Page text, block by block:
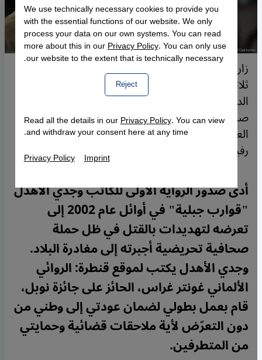
زار غونتر غراس اليمن لحضور مؤتمر أدبي، وبصحبته
ثلاثون أديباً من ألمانيا والنمسا وسويسرا، ووجّهت لهم
الدعوة للقاء رئيس الجمهورية السابق (علي عبدالله
صالح). تمّ اللقاء، الذي حضره أيضاً عدد كبير من الأدباء
العرب، وأراد الرئيس اليمني، منح غونتر غراس وساماً
رفيعاً
أدى صدور الرواية الأولى للكاتب وجدي الأهدل
"قوارب جبلية" في أوائل عام 2002 إلى
تعرضه لتهديدات بالقتل في ظل حملة
صحافية تحريضية أجبرته إلى مغادرة البلاد.
وجدي الأهدل يكتب لموقع قنطرة: الروائي
الألماني غونتر غراس، الحائز على جائزة نوبل،
قام بعمل بطولي لضمان عودتي إلى وطني من
دون التعرّض لأية ملاحقات قضائية وحمايتي
من المتطرفين.
We use technically necessary cookies to provide you
with the essential functions of our website. We only
process your data on our own systems. You can read
more about this in ourPrivacy Policy. You can only use
our website to the extent that is technically necessary.
Reject
Read all the details in ourPrivacy Policy. You can view
and withdraw your consent here at any time.
Privacy Policy Imprint